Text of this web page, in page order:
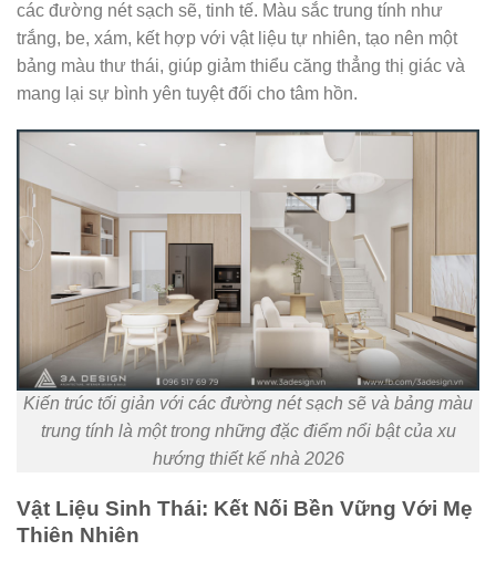
các đường nét sạch sẽ, tinh tế. Màu sắc trung tính như
trắng, be, xám, kết hợp với vật liệu tự nhiên, tạo nên một
bảng màu thư thái, giúp giảm thiểu căng thẳng thị giác và
mang lại sự bình yên tuyệt đối cho tâm hồn.
Kiến trúc tối giản với các đường nét sạch sẽ và bảng màu
trung tính là một trong những đặc điểm nổi bật của xu
hướng thiết kế nhà 2026
Vật Liệu Sinh Thái: Kết Nối Bền Vững Với Mẹ
Thiên Nhiên